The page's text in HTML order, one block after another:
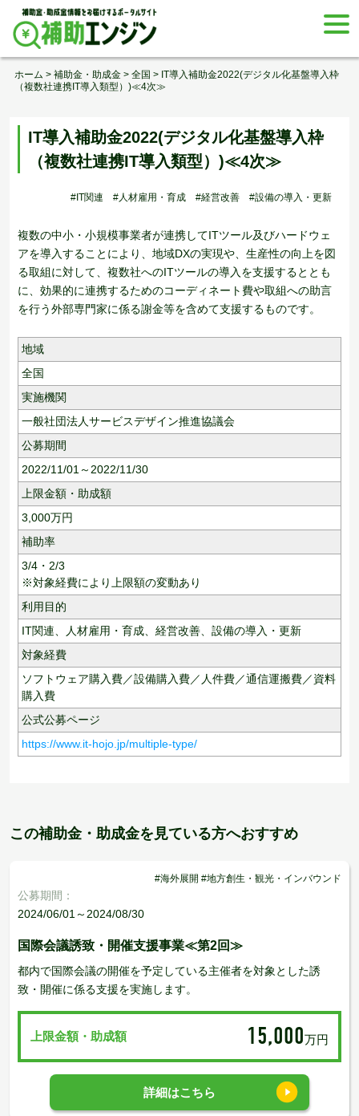
Skip
content
ホーム > 補助金・助成金 > 全国 > IT導入補助金2022(デジタル化基盤導入枠
（複数社連携IT導入類型）)≪4次≫
IT導入補助金2022(デジタル化基盤導入枠
（複数社連携IT導入類型）)≪4次≫
#IT関連 #人材雇用・育成 #経営改善 #設備の導入・更新
複数の中小・小規模事業者が連携してITツール及びハードウェ
アを導入することにより、地域DXの実現や、生産性の向上を図
る取組に対して、複数社へのITツールの導入を支援するととも
に、効果的に連携するためのコーディネート費や取組への助言
を行う外部専門家に係る謝金等を含めて支援するものです。
地域
全国
実施機関
一般社団法人サービスデザイン推進協議会
公募期間
2022/11/01～2022/11/30
上限金額・助成額
3,000万円
補助率
3/4・2/3
※対象経費により上限額の変動あり
利用目的
IT関連、
人材雇用・育成、 経営改善、 設備の導入・更新
対象経費
ソフトウェア購入費／設備購入費／人件費／通信運搬費／資料
購入費
公式公募ページ
https://www.it-hojo.jp/multiple-type/
この補助金・助成金を見ている方へおすすめ
#海外展開 #地方創生・観光・インバウンド
公募期間：
2024/06/01～2024/08/30
国際会議誘致・開催支援事業≪第2回≫
都内で国際会議の開催を予定している主催者を対象とした誘
致・開催に係る支援を実施します。
上限金額・助成額 15,000万円
詳細はこちら